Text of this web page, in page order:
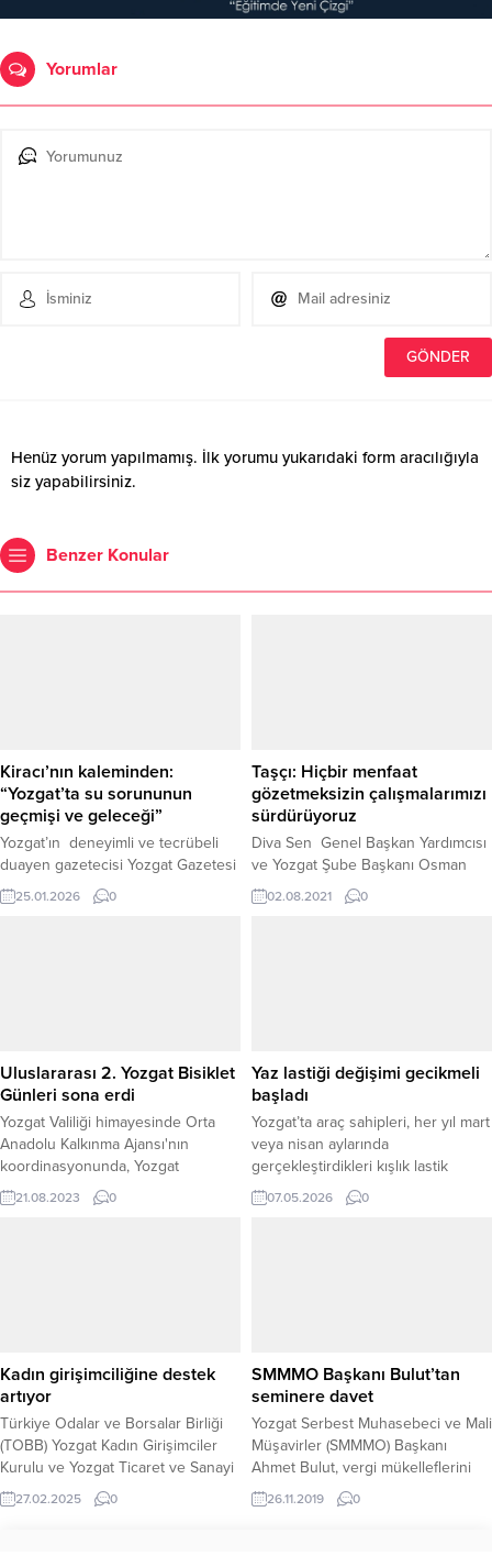
Yorumlar
Henüz yorum yapılmamış. İlk yorumu yukarıdaki form aracılığıyla
siz yapabilirsiniz.
Benzer Konular
Kiracı’nın kaleminden:
“Yozgat’ta su sorununun
geçmişi ve geleceği”
Yozgat’ın deneyimli ve tecrübeli
duayen gazetecisi Yozgat Gazetesi
com.tr sahibi Osman Hakan Kiracı
ilde son günlerde yaşanan su
önerileriyle birlikte detaylı...
25.01.2026 0
Taşçı: Hiçbir menfaat
gözetmeksizin çalışmalarımızı
sürdürüyoruz
Diva Sen Genel Başkan Yardımcısı
ve Yozgat Şube Başkanı Osman
Taşçı, 2005 yılında kurulan ve 2012
yılında Yozgat’ta faaliyete
02.08.2021 0
Uluslararası 2. Yozgat Bisiklet
Günleri sona erdi
Yozgat Valiliği himayesinde Orta
Anadolu Kalkınma Ajansı'nın
koordinasyonunda, Yozgat
Belediyesi ve Gençlik Spor İl
Müdürlüğü iş birliğiyle düzenlenen
21.08.2023 0
Yaz lastiği değişimi gecikmeli
başladı
Yozgat’ta araç sahipleri, her yıl mart
veya nisan aylarında
gerçekleştirdikleri kışlık lastik
değişimini, bu yıl Mart ve Nisan
aylarında etkili olan yağışlar
GECİKMELİ BAŞLADI İlde yaklaşık
17 yıldır...
07.05.2026 0
Kadın girişimciliğine destek
artıyor
Türkiye Odalar ve Borsalar Birliği
(TOBB) Yozgat Kadın Girişimciler
Kurulu ve Yozgat Ticaret ve Sanayi
Odası tarafından düzenlenen
“Girişimcilikte Kadının Gücü” konulu
27.02.2025 0
SMMMO Başkanı Bulut’tan
seminere davet
Yozgat Serbest Muhasebeci ve Mali
Müşavirler (SMMMO) Başkanı
Ahmet Bulut, vergi mükelleflerini
ilgilendiren e-dönüşüm işlemleri ile
ilgili 28 Kasım Perşembe günü
26.11.2019 0